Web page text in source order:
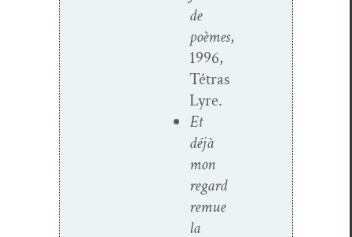
de
poèmes,
1996,
Tétras
Lyre.
Et
déjà
mon
regard
remue
la